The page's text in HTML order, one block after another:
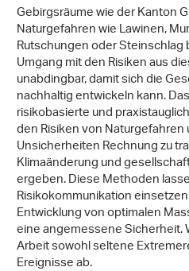
Gebirgsräume wie der Kanton
Naturgefahren wie Lawinen,
Rutschungen oder
Umgang mit den Risiken aus
unabdingbar, damit sich die
nachhaltig entwickeln kann.
risikobasierte und
den Risiken von
Unsicherheiten Rechnung zu
Klimaänderung und
ergeben. Diese Methoden
Risikokommunikation
Entwicklung von optimalen
eine angemessene Sicherheit.
Arbeit sowohl seltene
Ereignisse ab.